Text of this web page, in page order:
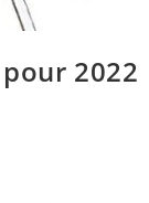
2022